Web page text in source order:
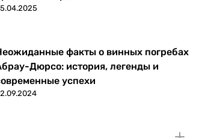
факты о винных погребах
Дюрсо: история, легенды и
успехи